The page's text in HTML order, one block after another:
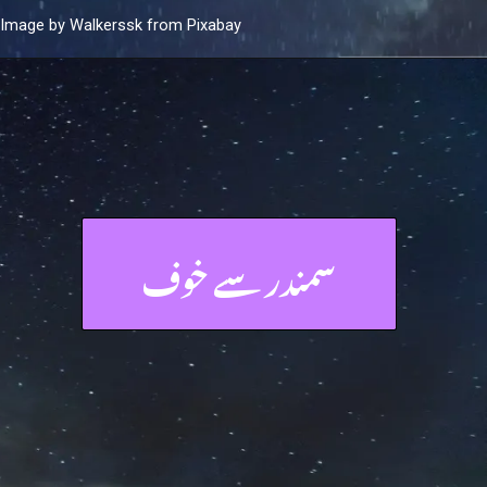
Image by Walkerssk from Pixabay
سمندر سے خوف